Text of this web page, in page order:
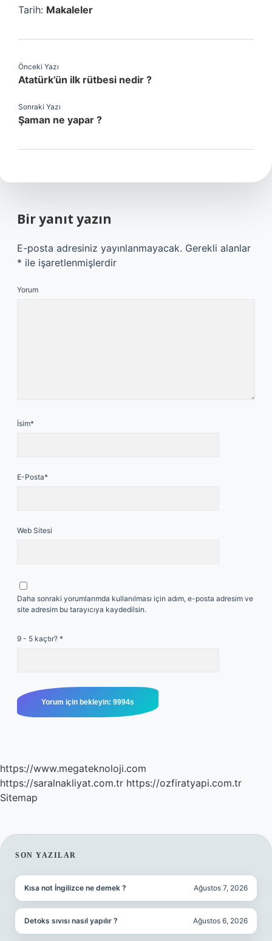
Tarih: Makaleler
Önceki Yazı
Atatürk’ün ilk rütbesi nedir ?
Sonraki Yazı
Şaman ne yapar ?
Bir yanıt yazın
E-posta adresiniz yayınlanmayacak. Gerekli alanlar
* ile işaretlenmişlerdir
Yorum
İsim*
E-Posta*
Web Sitesi
Daha sonraki yorumlarımda kullanılması için adım, e-posta adresim ve
site adresim bu tarayıcıya kaydedilsin.
9 - 5 kaçtır? *
https://www.megateknoloji.com
https://saralnakliyat.com.tr https://ozfiratyapi.com.tr
Sitemap
SIDEBAR
SON YAZILAR
Kısa not İngilizce ne demek ? Ağustos 7, 2026
Detoks sıvısı nasıl yapılır ? Ağustos 6, 2026